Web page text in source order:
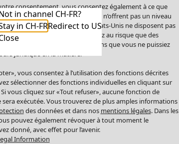
in channel CH-FR?
in CH-FRRedirect to US
consentement, vous consentez également à ce que
aux États-Unis. Les États-Unis n’offrent pas un niveau
à celui de l’UE. Les États-Unis ne disposent pas
conséquent, vous vous exposez au risque que des
à caractère personnel sans que vous ne puissiez
juridique en la matière.
vous consentez à l’utilisation des fonctions décrites
sélectionner des fonctions individuelles en cliquant sur
vous cliquez sur «Tout refuser», aucune fonction de
exécutée. Vous trouverez de plus amples informations
des données et dans nos mentions légales. Dans les
pouvez également révoquer à tout moment le
donné, avec effet pour l’avenir.
Information